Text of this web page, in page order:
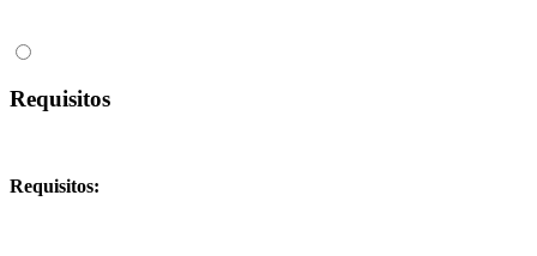
Requisitos
Requisitos: